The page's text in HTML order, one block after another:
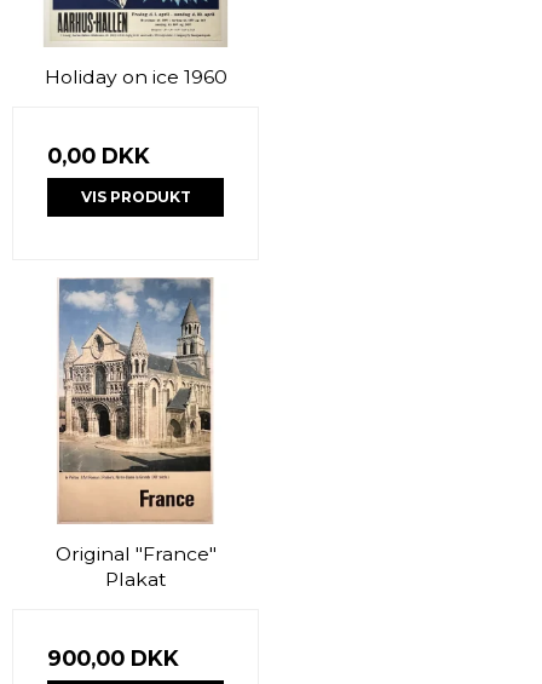
Holiday on ice 1960
0,00 DKK
VIS PRODUKT
Original "France"
Plakat
900,00 DKK